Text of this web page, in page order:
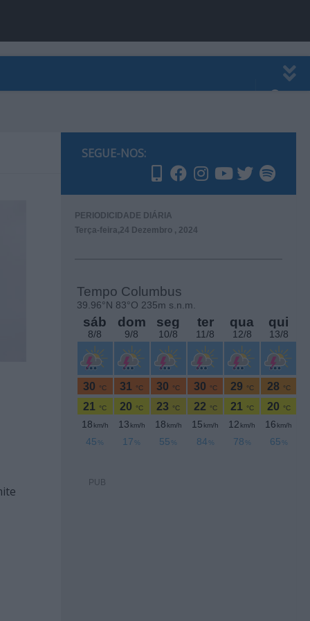
SEGUE-NOS:
PERIODICIDADE DIÁRIA
Terça-feira,24 Dezembro , 2024
PUB